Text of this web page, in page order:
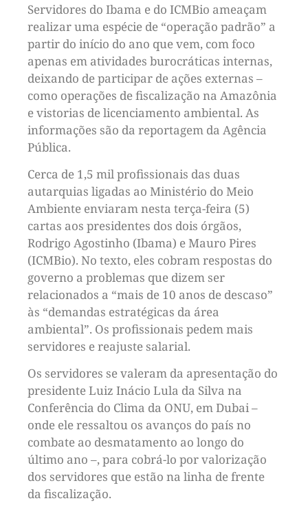
Servidores do Ibama e do ICMBio ameaçam
realizar uma espécie de “operação padrão” a
partir do início do ano que vem, com foco
apenas em atividades burocráticas internas,
deixando de participar de ações externas –
como operações de fiscalização na Amazônia
e vistorias de licenciamento ambiental. As
informações são da reportagem da Agência
Pública.
Cerca de 1,5 mil profissionais das duas
autarquias ligadas ao Ministério do Meio
Ambiente enviaram nesta terça-feira (5)
cartas aos presidentes dos dois órgãos,
Rodrigo Agostinho (Ibama) e Mauro Pires
(ICMBio). No texto, eles cobram respostas do
governo a problemas que dizem ser
relacionados a “mais de 10 anos de descaso”
às “demandas estratégicas da área
ambiental”. Os profissionais pedem mais
servidores e reajuste salarial.
Os servidores se valeram da apresentação do
presidente Luiz Inácio Lula da Silva na
Conferência do Clima da ONU, em Dubai –
onde ele ressaltou os avanços do país no
combate ao desmatamento ao longo do
último ano –, para cobrá-lo por valorização
dos servidores que estão na linha de frente
da fiscalização.